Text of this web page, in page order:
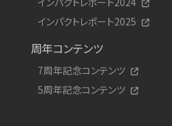
インパクトレポート2025
周年コンテンツ
7周年記念コンテンツ
5周年記念コンテンツ